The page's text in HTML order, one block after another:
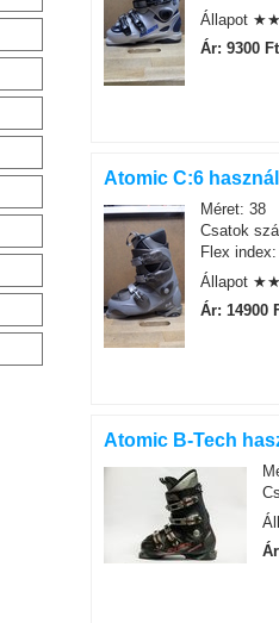
Állapot
Ár: 9300 Ft
Atomic C:6
Méret: 38
Csatok
Flex
Állapot
Ár: 14900
Atomic B-Tech